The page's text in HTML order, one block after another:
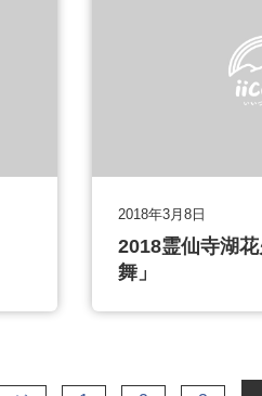
2018年3月8日
2018霊仙寺湖
舞」